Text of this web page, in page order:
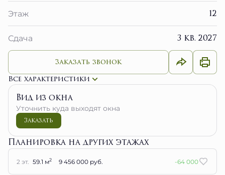
Этаж 12
Сдача 3 кв. 2027
Заказать звонок
Все характеристики
Вид из окна
Уточнить куда выходят окна
Заказать
Планировка на других этажах
2 эт. 59.1 м2 9 456 000 руб. -64 000